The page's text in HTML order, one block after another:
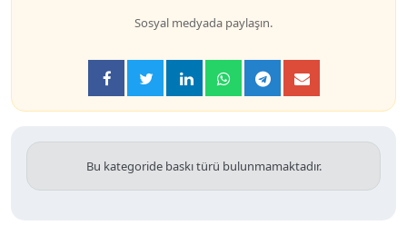
Sosyal medyada paylaşın.
Bu kategoride baskı türü bulunmamaktadır.